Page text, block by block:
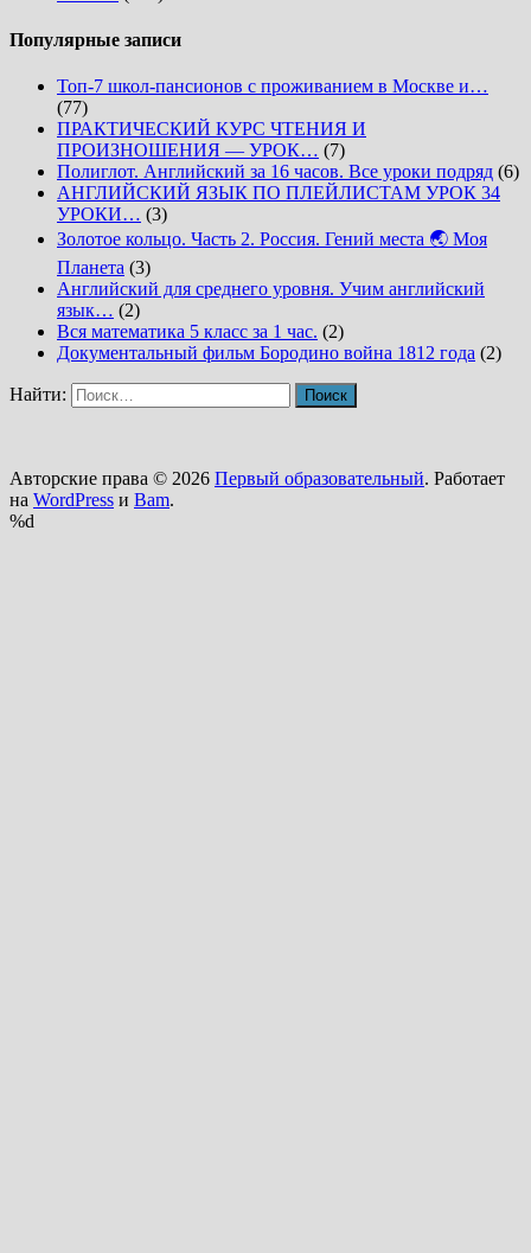
Популярные записи
Топ-7 школ-пансионов с проживанием в Москве и…
(77)
ПРАКТИЧЕСКИЙ КУРС ЧТЕНИЯ И
ПРОИЗНОШЕНИЯ — УРОК… (7)
Полиглот. Английский за 16 часов. Все уроки подряд (6)
АНГЛИЙСКИЙ ЯЗЫК ПО ПЛЕЙЛИСТАМ УРОК 34
УРОКИ… (3)
Золотое кольцо. Часть 2. Россия. Гений места 🌏 Моя
Планета (3)
Английский для среднего уровня. Учим английский
язык… (2)
Вся математика 5 класс за 1 час. (2)
Документальный фильм Бородино война 1812 года (2)
Найти:
Авторские права © 2026 Первый образовательный. Работает
на WordPress и Bam.
%d